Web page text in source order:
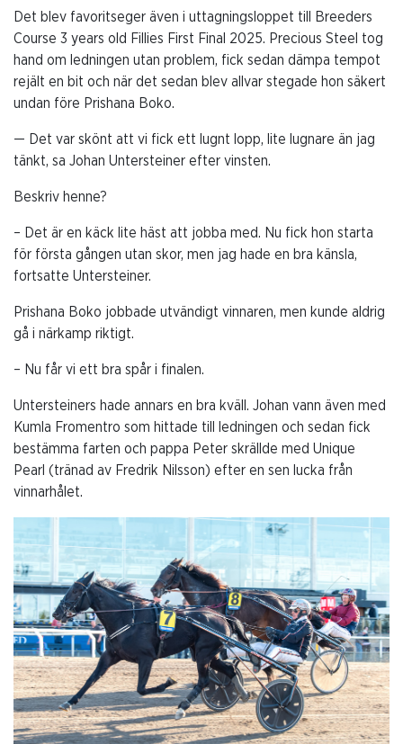
Det blev favoritseger även i uttagningsloppet till Breeders
Course 3 years old Fillies First Final 2025. Precious Steel tog
hand om ledningen utan problem, fick sedan dämpa tempot
rejält en bit och när det sedan blev allvar stegade hon säkert
undan före Prishana Boko.
— Det var skönt att vi fick ett lugnt lopp, lite lugnare än jag
tänkt, sa Johan Untersteiner efter vinsten.
Beskriv henne?
– Det är en käck lite häst att jobba med. Nu fick hon starta
för första gången utan skor, men jag hade en bra känsla,
fortsatte Untersteiner.
Prishana Boko jobbade utvändigt vinnaren, men kunde aldrig
gå i närkamp riktigt.
– Nu får vi ett bra spår i finalen.
Untersteiners hade annars en bra kväll. Johan vann även med
Kumla Fromentro som hittade till ledningen och sedan fick
bestämma farten och pappa Peter skrällde med Unique
Pearl (tränad av Fredrik Nilsson) efter en sen lucka från
vinnarhålet.